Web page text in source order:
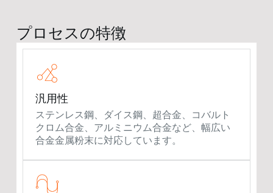
プロセスの特徴
汎用性
ステンレス鋼、ダイス鋼、超合金、コバルト
クロム合金、アルミニウム合金など、幅広い
合金金属粉末に対応しています。